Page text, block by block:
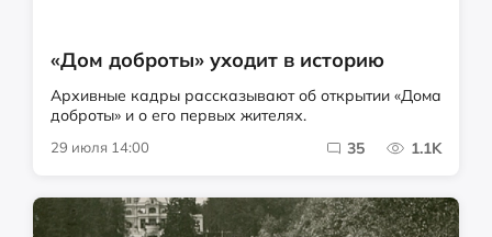
«Дом доброты» уходит в историю
Архивные кадры рассказывают об открытии «Дома
доброты» и о его первых жителях.
29 июля 14:00 35 1.1K